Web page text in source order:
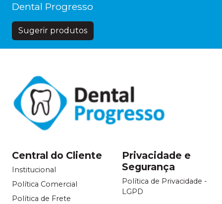
Dental Progresso
Sugerir produtos
Central do Cliente
Institucional
Política Comercial
Política de Frete
Privacidade e
Segurança
Política de Privacidade -
LGPD